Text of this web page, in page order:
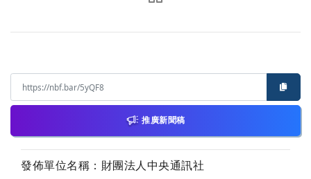
推廣新聞稿
發佈單位名稱：財團法人中央通訊社